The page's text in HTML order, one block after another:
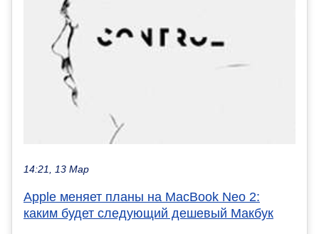
14:21, 13 Мар
Apple меняет планы на MacBook Neo 2:
каким будет следующий дешевый Макбук